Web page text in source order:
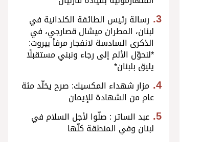
رسالة رئيس الطائفة الكلدانية في
لبنان، المطران ميشال قصارجي، في
الذكرى السادسة لانفجار مرفأ بيروت:
*لنحوّل الألم إلى رجاء ونبني مستقبلًا
يليق بلبنان*
مزار شهداء المكسيك: صرح يخلّد مئة
عام من الشهادة للإيمان
عبد الساتر : صلّوا لأجل السلام في
لبنان وفي المنطقة كلّها